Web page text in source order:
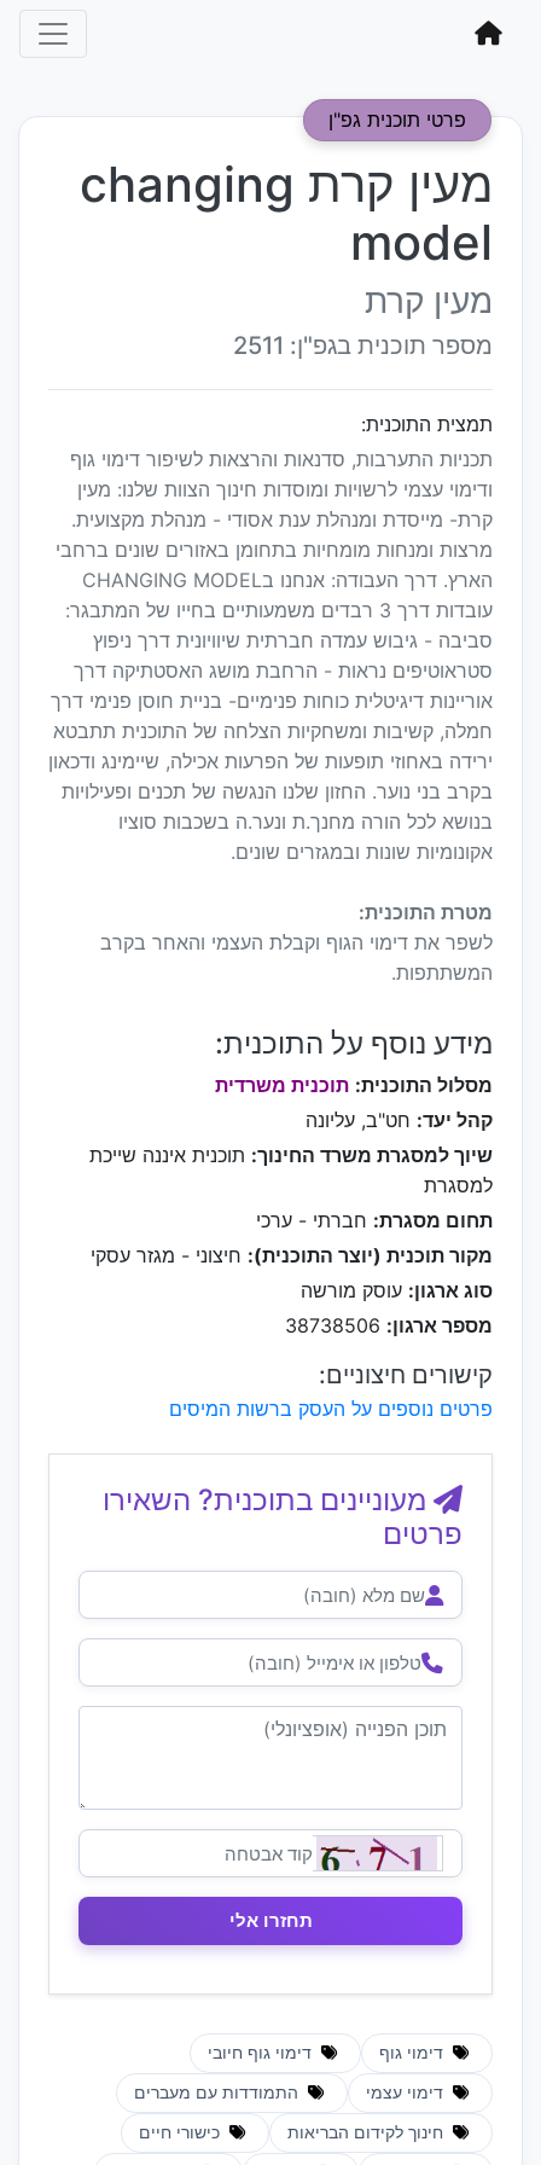
פרטי תוכנית גפ"ן
מעין קרת changing
model
מעין קרת
מספר תוכנית בגפ"ן: 2511
תמצית התוכנית:
תכניות התערבות, סדנאות והרצאות לשיפור דימוי גוף
ודימוי עצמי לרשויות ומוסדות חינוך הצוות שלנו: מעין
קרת- מייסדת ומנהלת ענת אסודי - מנהלת מקצועית.
מרצות ומנחות מומחיות בתחומן באזורים שונים ברחבי
הארץ. דרך העבודה: אנחנו בCHANGING MODEL
עובדות דרך 3 רבדים משמעותיים בחייו של המתבגר:
סביבה - גיבוש עמדה חברתית שיוויונית דרך ניפוץ
סטראוטיפים נראות - הרחבת מושג האסטתיקה דרך
אוריינות דיגיטלית כוחות פנימיים- בניית חוסן פנימי דרך
חמלה, קשיבות ומשחקיות הצלחה של התוכנית תתבטא
ירידה באחוזי תופעות של הפרעות אכילה, שיימינג ודכאון
בקרב בני נוער. החזון שלנו הנגשה של תכנים ופעילויות
בנושא לכל הורה מחנך.ת ונער.ה בשכבות סוציו
אקונומיות שונות ובמגזרים שונים.
מטרת התוכנית:
לשפר את דימוי הגוף וקבלת העצמי והאחר בקרב
המשתתפות.
מידע נוסף על התוכנית:
מסלול התוכנית: תוכנית משרדית
קהל יעד: חט"ב, עליונה
שיוך למסגרת משרד החינוך: תוכנית איננה שייכת
למסגרת
תחום מסגרת: חברתי - ערכי
מקור תוכנית (יוצר התוכנית): חיצוני - מגזר עסקי
סוג ארגון: עוסק מורשה
מספר ארגון:
קישורים חיצוניים:
פרטים נוספים על העסק ברשות המיסים
מעוניינים בתוכנית? השאירו
פרטים
דימוי גוף דימוי גוף חיובי
דימוי עצמי התמודדות עם מעברים
חינוך לקידום הבריאות כישורי חיים